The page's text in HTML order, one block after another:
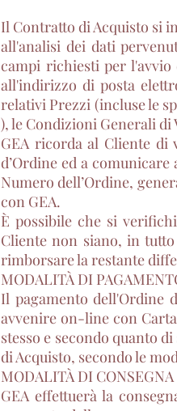
Il Contratto di Acquisto si
all'analisi dei dati
campi richiesti per l'avvio
all'indirizzo di posta
relativi Prezzi (incluse le
), le Condizioni Generali di
GEA ricorda al Cliente di
d’Ordine ed a
Numero dell’Ordine,
con GEA.
È possibile che si
Cliente non siano, in
rimborsare la restante
MODALITÀ DI
Il pagamento dell'Ordine
avvenire on-line con
stesso e secondo quanto
di Acquisto, secondo le
MODALITÀ DI CONSEGNA
GEA effettuerà la